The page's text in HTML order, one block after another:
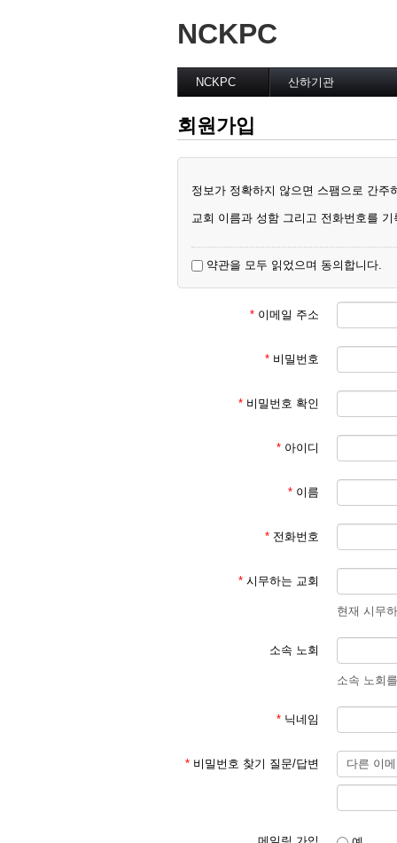
NCKPC
NCKPC
총회장
사무총장
총회 조직
Home
산하기관
남선교회 전국연합회
EM 목회자 협의회
여성리더십위원회
회원가입
정보가 정확하지 않으면 스팸으로 간주
교회 이름과 성함 그리고 전화번호를
약관을 모두 읽었으며 동의합니다.
* 이메일 주소
* 비밀번호
* 비밀번호 확인
* 아이디
* 이름
* 전화번호
* 시무하는 교회
현재 시무
소속 노회
소속 노회
* 닉네임
* 비밀번호 찾기 질문/답변
메일링 가입